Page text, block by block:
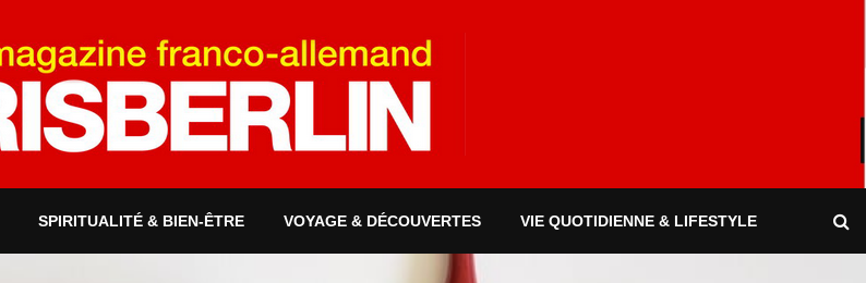
SPIRITUALITÉ & BIEN-ÊTRE VOYAGE & DÉCOUVERTES VIE QUOTIDIENNE & LIFESTYLE